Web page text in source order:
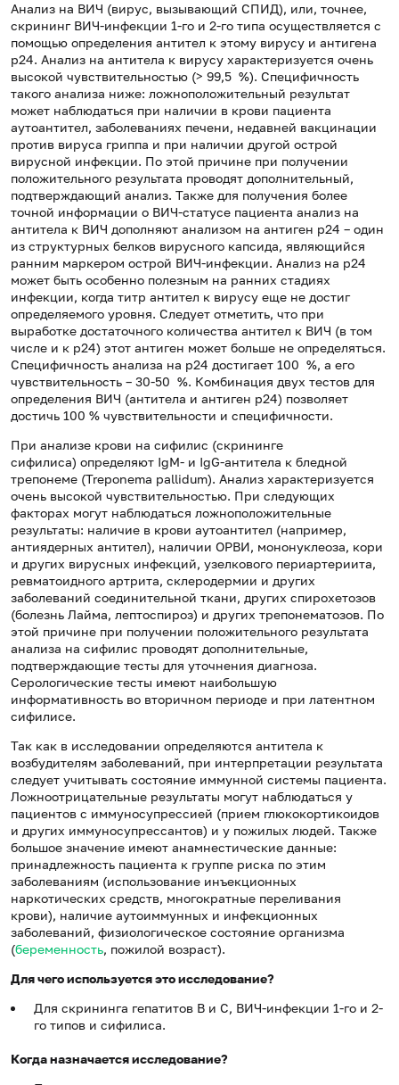
Анализ на ВИЧ (вирус, вызывающий СПИД), или, точнее,
скрининг ВИЧ-инфекции 1-го и 2-го типа осуществляется с
помощью определения антител к этому вирусу и антигена
p24. Анализ на антитела к вирусу характеризуется очень
высокой чувствительностью (> 99,5 %). Специфичность
такого анализа ниже: ложноположительный результат
может наблюдаться при наличии в крови пациента
аутоантител, заболеваниях печени, недавней вакцинации
против вируса гриппа и при наличии другой острой
вирусной инфекции. По этой причине при получении
положительного результата проводят дополнительный,
подтверждающий анализ. Также для получения более
точной информации о ВИЧ-статусе пациента анализ на
антитела к ВИЧ дополняют анализом на антиген p24 – один
из структурных белков вирусного капсида, являющийся
ранним маркером острой ВИЧ-инфекции. Анализ на p24
может быть особенно полезным на ранних стадиях
инфекции, когда титр антител к вирусу еще не достиг
определяемого уровня. Следует отметить, что при
выработке достаточного количества антител к ВИЧ (в том
числе и к p24) этот антиген может больше не определяться.
Специфичность анализа на p24 достигает 100 %, а его
чувствительность – 30-50 %. Комбинация двух тестов для
определения ВИЧ (антитела и антиген p24) позволяет
достичь 100 % чувствительности и специфичности.
При анализе крови на сифилис (скрининге
сифилиса) определяют IgM- и IgG-антитела к бледной
трепонеме (Treponema pallidum). Анализ характеризуется
очень высокой чувствительностью. При следующих
факторах могут наблюдаться ложноположительные
результаты: наличие в крови аутоантител (например,
антиядерных антител), наличии ОРВИ, мононуклеоза, кори
и других вирусных инфекций, узелкового периартериита,
ревматоидного артрита, склеродермии и других
заболеваний соединительной ткани, других спирохетозов
(болезнь Лайма, лептоспироз) и других трепонематозов. По
этой причине при получении положительного результата
анализа на сифилис проводят дополнительные,
подтверждающие тесты для уточнения диагноза.
Серологические тесты имеют наибольшую
информативность во вторичном периоде и при латентном
сифилисе.
Так как в исследовании определяются антитела к
возбудителям заболеваний, при интерпретации результата
следует учитывать состояние иммунной системы пациента.
Ложноотрицательные результаты могут наблюдаться у
пациентов с иммуносупрессией (прием глюкокортикоидов
и других иммуносупрессантов) и у пожилых людей. Также
большое значение имеют анамнестические данные:
принадлежность пациента к группе риска по этим
заболеваниям (использование инъекционных
наркотических средств, многократные переливания
крови), наличие аутоиммунных и инфекционных
заболеваний, физиологическое состояние организма
(беременность, пожилой возраст).
Для чего используется это исследование?
Для скрининга гепатитов B и C, ВИЧ-инфекции 1-го и 2-
го типов и сифилиса.
Когда назначается исследование?